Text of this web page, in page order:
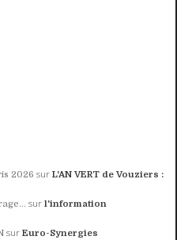
2026 surL'AN VERT de Vouziers :
surl'information
surEuro-Synergies